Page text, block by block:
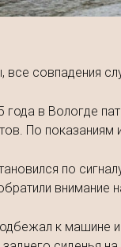
все совпадения
в Вологде
По показаниям
по
внимание
к машине